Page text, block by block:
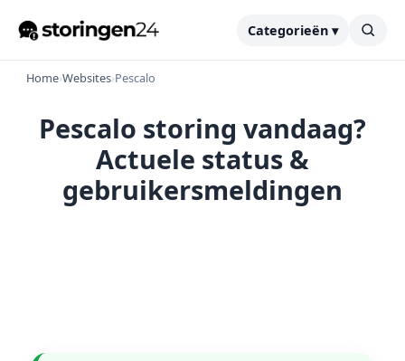
Categorieën ▾
Home›Websites›Pescalo
Pescalo storing vandaag?
Actuele status &
gebruikersmeldingen